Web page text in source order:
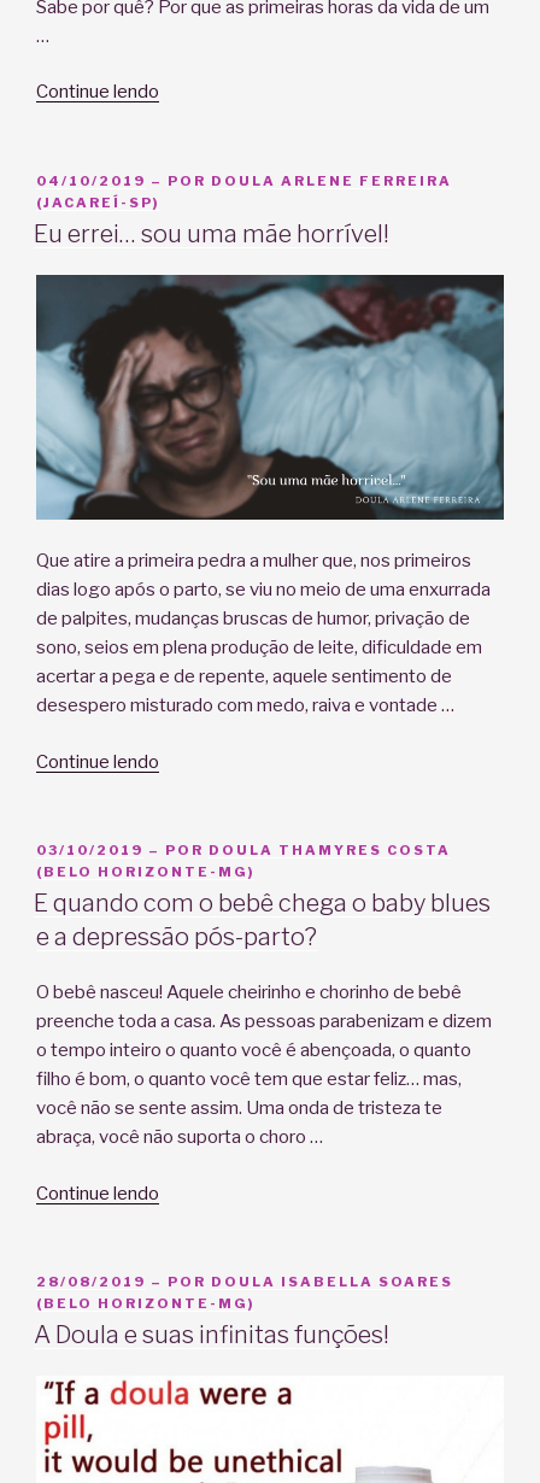
Sabe por quê? Por que as primeiras horas da vida de um
…
Continue lendo
e
Conheça
benefícios
hora
de
ouro
para
o
resto
da
vida”
PUBLICADO
EM
04/10/2019 – POR DOULA ARLENE FERREIRA
(JACAREÍ-SP)
Eu errei… sou uma mãe horrível!
Que atire a primeira pedra a mulher que, nos primeiros
dias logo após o parto, se viu no meio de uma enxurrada
de palpites, mudanças bruscas de humor, privação de
sono, seios em plena produção de leite, dificuldade em
acertar a pega e de repente, aquele sentimento de
desespero misturado com medo, raiva e vontade …
Continue lendo
uma
mãe
horrível!”
PUBLICADO
EM
03/10/2019 – POR DOULA THAMYRES COSTA
(BELO HORIZONTE-MG)
E quando com o bebê chega o baby blues
e a depressão pós-parto?
O bebê nasceu! Aquele cheirinho e chorinho de bebê
preenche toda a casa. As pessoas parabenizam e dizem
o tempo inteiro o quanto você é abençoada, o quanto
filho é bom, o quanto você tem que estar feliz… mas,
você não se sente assim. Uma onda de tristeza te
abraça, você não suporta o choro …
Continue lendo
o
bebê
chega
baby
PUBLICADO
EM
28/08/2019 – POR DOULA ISABELLA SOARES
(BELO HORIZONTE-MG)
A Doula e suas infinitas funções!